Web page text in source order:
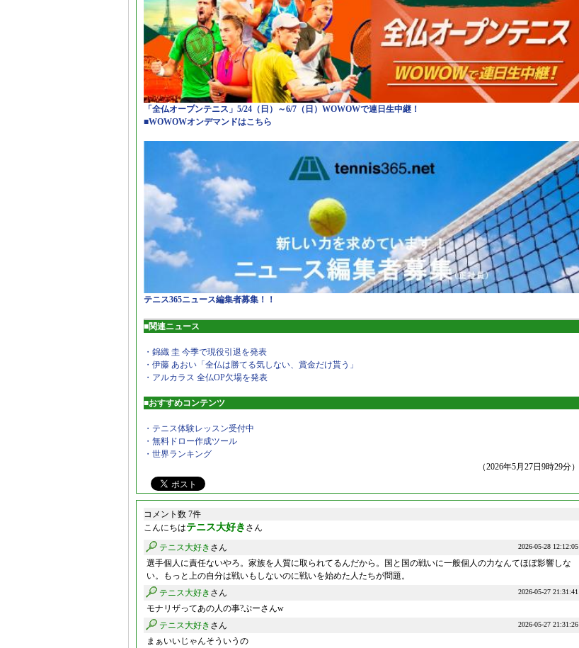
「全仏オープンテニス」5/24（日）～6/7（日）WOWOWで連日生中継！
■WOWOWオンデマンドはこちら
テニス365ニュース編集者募集！！
■関連ニュース
・錦織 圭 今季で現役引退を発表
・伊藤 あおい「全仏は勝てる気しない、賞金だけ貰う」
・アルカラス 全仏OP欠場を発表
■おすすめコンテンツ
・テニス体験レッスン受付中
・無料ドロー作成ツール
・世界ランキング
（2026年5月27日9時29分）
コメント数 7件
こんにちはテニス大好き さん
2026-05-28 12:12:05
テニス大好き さん
選手個人に責任ないやろ。家族を人質に取られてるんだから。国と国の戦いに一般個人の力なんてほぼ影響しな
い。もっと上の自分は戦いもしないのに戦いを始めた人たちが問題。
2026-05-27 21:31:41
テニス大好き さん
モナリザってあの人の事?ぷーさんw
2026-05-27 21:31:26
テニス大好き さん
まぁいいじゃんそういうの